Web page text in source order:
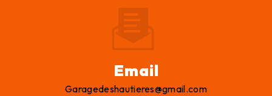
Email
garagedeshautieres@gmail.com